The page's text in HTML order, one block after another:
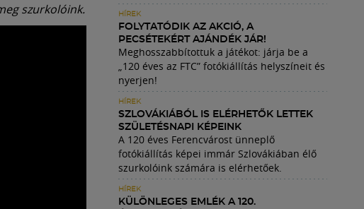
szurkolóink.
HÍREK
FOLYTATÓDIK AZ AKCIÓ, A
PECSÉTEKÉRT AJÁNDÉK JÁR!
Meghosszabbítottuk a játékot: járja be a
„120 éves az FTC” fotókiállítás helyszíneit és
nyerjen!
HÍREK
SZLOVÁKIÁBÓL IS ELÉRHETŐK LETTEK
SZÜLETÉSNAPI KÉPEINK
A 120 éves Ferencvárost ünneplő
fotókiállítás képei immár Szlovákiában élő
szurkolóink számára is elérhetőek.
HÍREK
KÜLÖNLEGES EMLÉK A 120.